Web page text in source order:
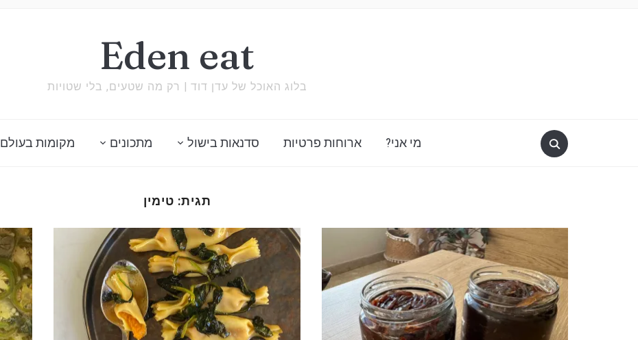
Eden eat
בלוג האוכל של עדן דוד | רק מה שטעים, בלי שטויות
מי אני? ארוחות פרטיות סדנאות בישול מתכונים מקומות בעולם
תגית: טימין